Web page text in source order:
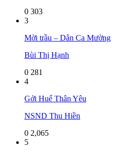
0 303
3
Mời trầu – Dân Ca Mường
Bùi Thị Hạnh
0 281
4
Gởi Huế Thân Yêu
NSND Thu Hiền
0 2,065
5